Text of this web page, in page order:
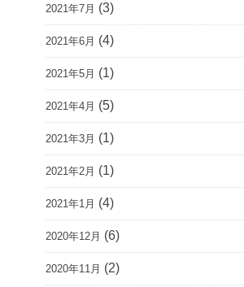
2021年7月 (3)
2021年6月 (4)
2021年5月 (1)
2021年4月 (5)
2021年3月 (1)
2021年2月 (1)
2021年1月 (4)
2020年12月 (6)
2020年11月 (2)